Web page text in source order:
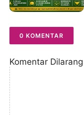
0 KOMENTAR
Komentar